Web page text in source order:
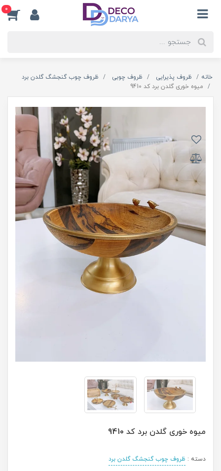
0
خانه ظروف پذیرایی ظروف چوبی
ظروف چوب گنجشگ گلدن برد
میوه خوری گلدن برد کد 9410
میوه خوری گلدن برد کد 9410
دسته : ظروف چوب گنجشگ گلدن برد